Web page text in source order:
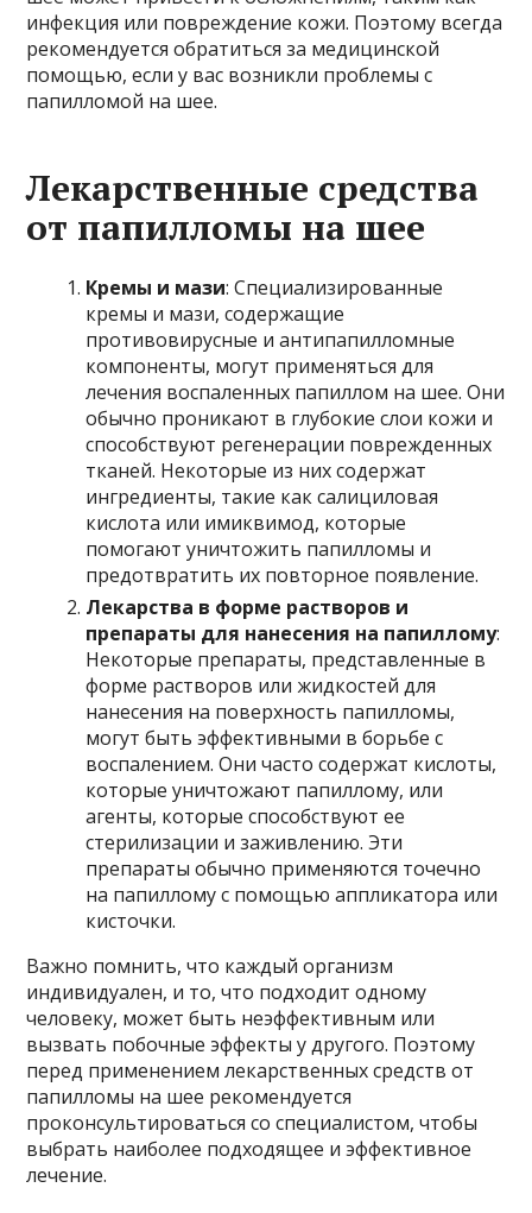
инфекция или повреждение кожи. Поэтому всегда
рекомендуется обратиться за медицинской
помощью, если у вас возникли проблемы с
папилломой на шее.
Лекарственные средства
от папилломы на шее
Кремы и мази: Специализированные
кремы и мази, содержащие
противовирусные и антипапилломные
компоненты, могут применяться для
лечения воспаленных папиллом на шее. Они
обычно проникают в глубокие слои кожи и
способствуют регенерации поврежденных
тканей. Некоторые из них содержат
ингредиенты, такие как салициловая
кислота или имиквимод, которые
помогают уничтожить папилломы и
предотвратить их повторное появление.
Лекарства в форме растворов и
препараты для нанесения на папиллому:
Некоторые препараты, представленные в
форме растворов или жидкостей для
нанесения на поверхность папилломы,
могут быть эффективными в борьбе с
воспалением. Они часто содержат кислоты,
которые уничтожают папиллому, или
агенты, которые способствуют ее
стерилизации и заживлению. Эти
препараты обычно применяются точечно
на папиллому с помощью аппликатора или
кисточки.
Важно помнить, что каждый организм
индивидуален, и то, что подходит одному
человеку, может быть неэффективным или
вызвать побочные эффекты у другого. Поэтому
перед применением лекарственных средств от
папилломы на шее рекомендуется
проконсультироваться со специалистом, чтобы
выбрать наиболее подходящее и эффективное
лечение.